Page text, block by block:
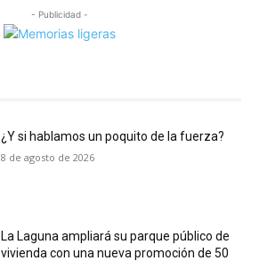
- Publicidad -
¿Y si hablamos un poquito de la fuerza?
8 de agosto de 2026
La Laguna ampliará su parque público de
vivienda con una nueva promoción de 50